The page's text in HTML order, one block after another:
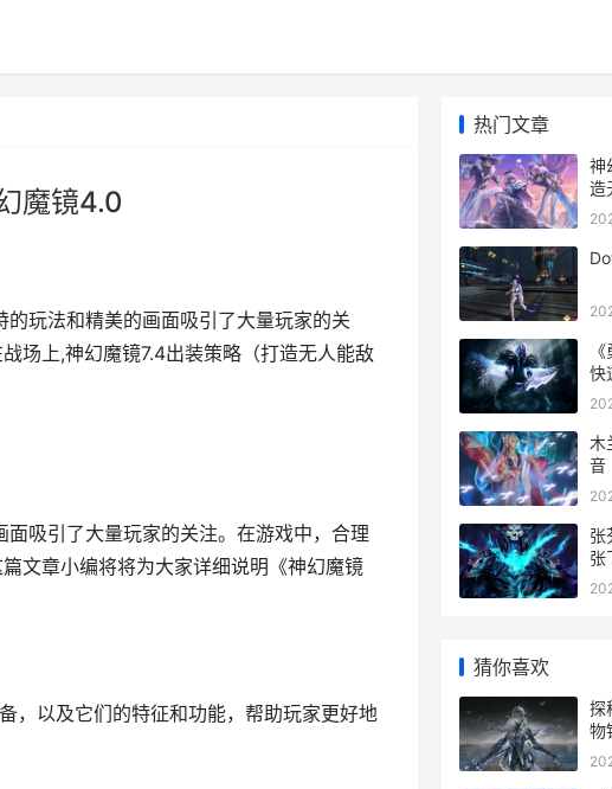
魔镜4.0
玩法和精美的画面吸引了大量玩家的关
场上,神幻魔镜7.4出装策略（打造无人能敌
面吸引了大量玩家的关注。在游戏中，合理
文章小编将将为大家详细说明《神幻魔镜
，以及它们的特征和功能，帮助玩家更好地
热门文章
神
造
快
木
音
张
张
猜你喜欢
探
物